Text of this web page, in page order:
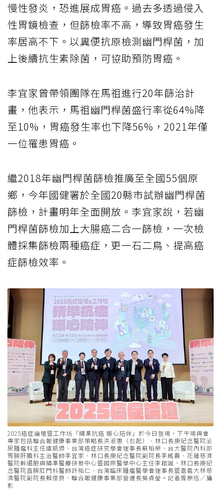
慢性發炎，恐進展成胃癌。過去多透過侵入
性胃鏡檢查，但篩檢率不高，導致胃癌發生
率居高不下。以糞便抗原檢測幽門桿菌，加
上後續抗生素除菌，可協助預防胃癌。
李宜家曾帶領團隊在馬祖進行20年篩治計
畫，他表示，馬祖幽門桿菌盛行率從64%降
至10%，胃癌發生率也下降56%，2021年僅
一位罹患胃癌。
繼2018年幽門桿菌篩檢推廣至全國55個原
鄉，今年國健署於全國20縣市試辦幽門桿菌
篩檢，計畫明年全面開放。李宜家說，若幽
門桿菌篩檢加上大腸癌二合一篩檢，一次檢
體採集篩檢兩種癌症，更一石二鳥、提高癌
症篩檢效率。
2025癌症論壇暨工作坊「精準抗癌 暖心陪伴」於今日登場，下午場與會
專家包括聯合報健康事業部策略長洪淑惠（右起）、林口長庚紀念醫院泌
尿腫瘤科主任虞凱傑、台灣癌症研究學會理事長蘇柏榮、台大醫院內科部
胃腸肝膽科主治醫師李宜家、林口長庚紀念醫院副院長李威震、花蓮慈濟
醫院幹細胞與精準醫療研發中心暨國際醫學中心主任李啟誠、林口長庚紀
念醫院直腸肛門科醫師許祐仁、台灣臨床腫瘤醫學會理事長暨嘉義大林慈
濟醫院副院長賴俊良、聯合報健康事業部營運長吳貞瑩。記者曾原信／攝
影